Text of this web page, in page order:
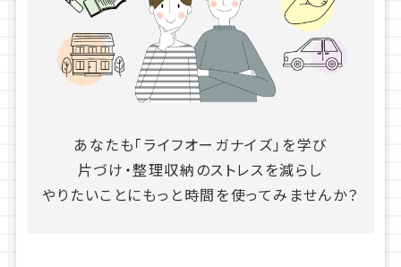
あなたも「ライフオーガナイズ」を学び
片づけ・整理収納のストレスを減らし
やりたいことにもっと時間を使ってみませんか？